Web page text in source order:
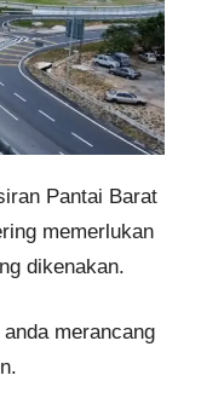
Pantai Barat
memerlukan
dikenakan.
merancang